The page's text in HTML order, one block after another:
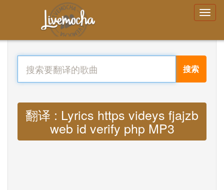
搜索
翻译 : Lyrics https videys fjajzb
web id verify php MP3